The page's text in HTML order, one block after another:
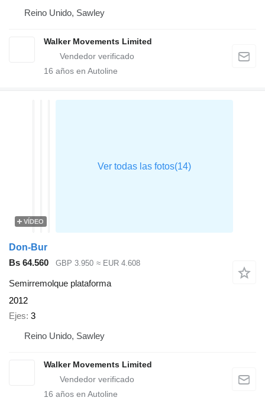
Reino Unido, Sawley
Walker Movements Limited
16 años en Autoline
VÍDEO
Don-Bur
Bs 64.560
GBP 3.950 ≈ EUR 4.608
Semirremolque plataforma
2012
Ejes 3
Reino Unido, Sawley
Walker Movements Limited
16 años en Autoline